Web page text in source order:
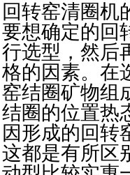
回转窑清圈机
要想确定的回
行选型，然后
格的因素。在
窑结圈矿物组
结圈的位置热
因形成的回转
这都是有所区